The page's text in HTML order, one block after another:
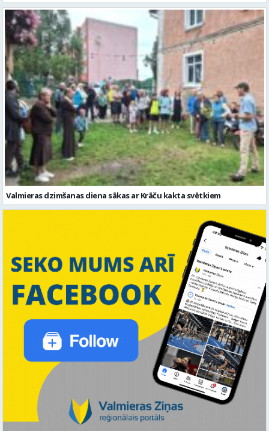
Valmieras dzimšanas diena sākas ar Krāču kakta svētkiem